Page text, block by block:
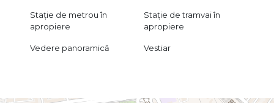
Stație de metrou în
apropiere
Stație de tramvai în
apropiere
Vedere panoramică Vestiar